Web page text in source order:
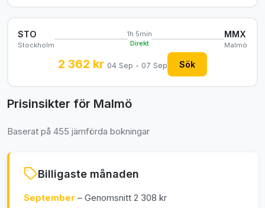
STO
Stockholm
1h 5min
Direkt
MMX
Malmö
2 362 kr 04 Sep - 07 Sep Sök
Prisinsikter för Malmö
Baserat på 455 jämförda bokningar
Billigaste månaden
September – Genomsnitt 2 308 kr